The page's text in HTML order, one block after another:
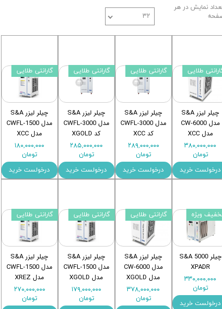
نمایش در هر
۳۲
چیلر لیزر S&A
مدل CW-6000
مدل XCC
۳۸۰,۰۰۰,۰۰۰
تومان
درخولست خرید
طلایی
چیلر لیزر S&A
مدل CWFL-3000
کد XCC
۲۸۹,۰۰۰,۰۰۰
تومان
درخولست خرید
گارانتی طلایی
چیلر لیزر S&A
مدل CWFL-3000
کد XGOLD
۲۸۵,۰۰۰,۰۰۰
تومان
درخولست خرید
گارانتی طلایی
چیلر لیزر S&A
مدل CWFL-1500
مدل XCC
۱۸۰,۰۰۰,۰۰۰
تومان
درخولست خرید
گارانتی طلایی
چیلر S&A 5000
XPADR
۳۳۰,۰۰۰,۰۰۰
تومان
درخولست خرید
ویژه
چیلر لیزر S&A
مدل CW-6000
مدل XGOLD
۳۷۸,۰۰۰,۰۰۰
تومان
گارانتی طلایی
چیلر لیزر S&A
مدل CWFL-1500
مدل XGOLD
۱۷۹,۰۰۰,۰۰۰
تومان
گارانتی طلایی
چیلر لیزر S&A
مدل CWFL-1500
مدل XREZ
۲۷۰,۰۰۰,۰۰۰
تومان
گارانتی طلایی